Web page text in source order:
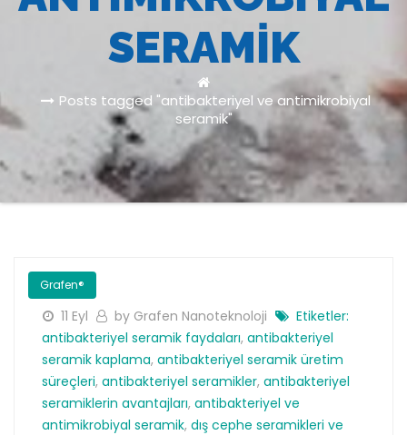
SERAMIK
Posts tagged "antibakteriyel ve antimikrobiyal
seramik"
Grafen®
11 Eyl by Grafen Nanoteknoloji
Etiketler:
antibakteriyel seramik faydaları, antibakteriyel
seramik kaplama, antibakteriyel seramik üretim
süreçleri, antibakteriyel seramikler, antibakteriyel
seramiklerin avantajları, antibakteriyel ve
antimikrobiyal seramik, dış cephe seramikleri ve